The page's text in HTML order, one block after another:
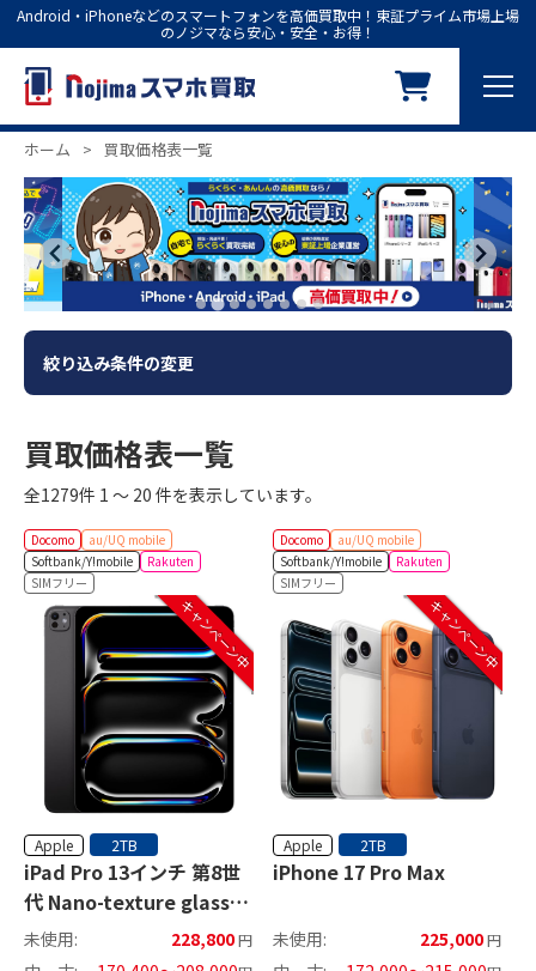
Android・iPhoneなどのスマートフォンを高価買取中！東証プライム市場上場
のノジマなら安心・安全・お得！
ホーム > 買取価格表一覧
絞り込み条件の変更
買取価格表一覧
全1279件 1 ～ 20 件を表示しています。
Docomo
au/UQ mobile
Softbank/Y!mobile
Rakuten
SIMフリー
キャンペーン中
Apple 2TB
iPad Pro 13インチ 第8世
代 Nano-texture glass
セルラーモデル
未使用: 228,800円
Docomo
au/UQ mobile
Softbank/Y!mobile
Rakuten
SIMフリー
キャンペーン中
Apple 2TB
iPhone 17 Pro Max
未使用: 225,000円